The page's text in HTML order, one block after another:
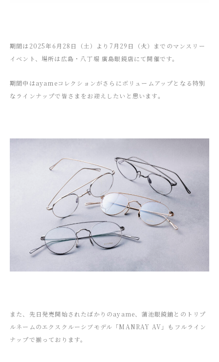
期間は2025年6月28日（土）より7月29日（火）までのマンスリー
イベント、場所は広島・八丁堀 廣島眼鏡店にて開催です。
期間中はayameコレクションがさらにボリュームアップとなる特別
なラインナップで皆さまをお迎えしたいと思います。
また、先日発売開始されたばかりのayame、蒲池眼鏡鋪とのトリプ
ルネームのエクスクルーシブモデル「MANRAY AV」もフルライン
ナップで揃っております。